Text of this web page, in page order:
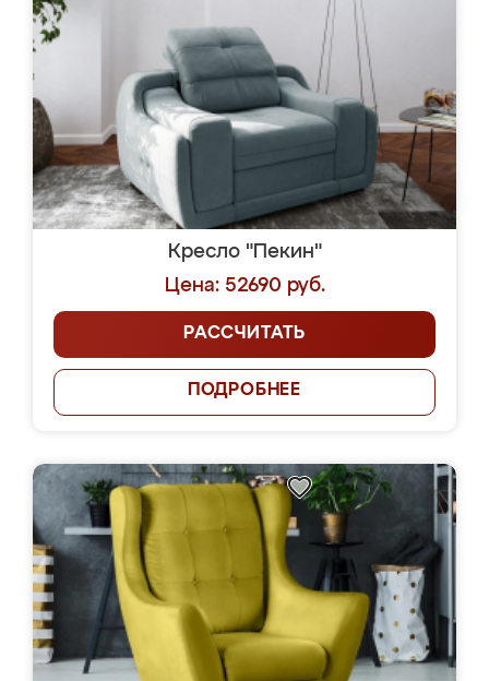
Кресло "Пекин"
Цена: 52690 руб.
РАССЧИТАТЬ
ПОДРОБНЕЕ